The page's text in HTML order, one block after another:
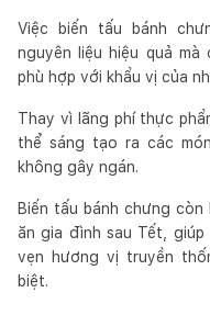
Việc biến tấu bánh
nguyên liệu hiệu quả
phù hợp với khẩu vị của
Thay vì lãng phí thực
thể sáng tạo ra các
không gây ngán.
Biến tấu bánh chưng
ăn gia đình sau Tết,
vẹn hương vị truyền
biệt.